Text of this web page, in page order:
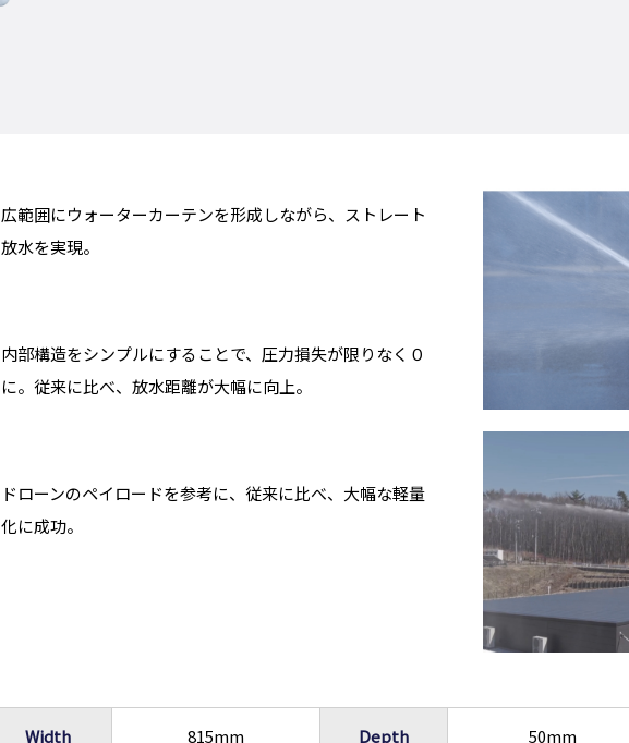
広範囲にウォーターカーテンを形成しながら、ストレート
放水を実現。
内部構造をシンプルにすることで、圧力損失が限りなく０
に。従来に比べ、放水距離が大幅に向上。
ドローンのペイロードを参考に、従来に比べ、大幅な軽量
化に成功。
Width 815mm Depth 50mm